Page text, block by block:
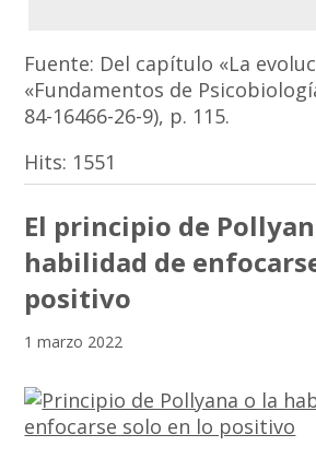
Fuente: Del capítulo «La
«Fundamentos de
84-16466-26-9), p. 115.
Hits: 1551
El principio de
habilidad de
positivo
1 marzo 2022